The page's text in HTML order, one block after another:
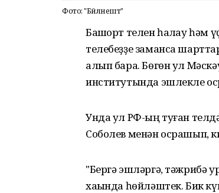
Фото: "Бәйләнештә"
Башҡорт телен һаҡлау һәм
телебеҙҙе заманса
алып бара. Бөгөн ул
институтында эшлекле
Унда ул РФ-ың туған
Соболев менән осрашып,
"Бергә эшләргә, тәжрибә
хаҡында һөйләштек. Бик